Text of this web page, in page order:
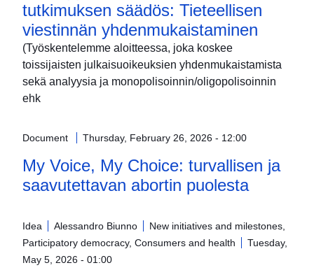
tutkimuksen säädös: Tieteellisen
viestinnän yhdenmukaistaminen
(Työskentelemme aloitteessa, joka koskee
toissijaisten julkaisuoikeuksien yhdenmukaistamista
sekä analyysia ja monopolisoinnin/oligopolisoinnin
ehk
Document Thursday, February 26, 2026 - 12:00
My Voice, My Choice: turvallisen ja
saavutettavan abortin puolesta
Idea Alessandro Biunno
New initiatives and milestones,
Participatory democracy, Consumers and health
Tuesday,
May 5, 2026 - 01:00